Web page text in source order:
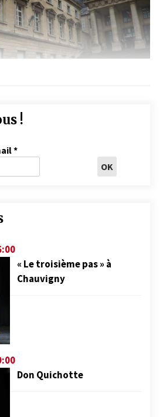
!
*
« Le troisième pas » à
Chauvigny
Don Quichotte